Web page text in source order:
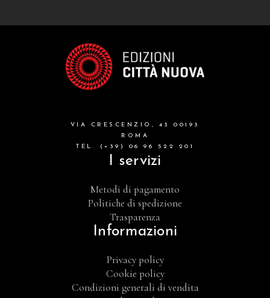
VIA CRESCENZIO, 43 00193
ROMA
TEL. (+39) 06 96 522 201
I servizi
Metodi di pagamento
Politiche di spedizione
Trasparenza
Informazioni
Privacy policy
Cookie policy
Condizioni generali di vendita